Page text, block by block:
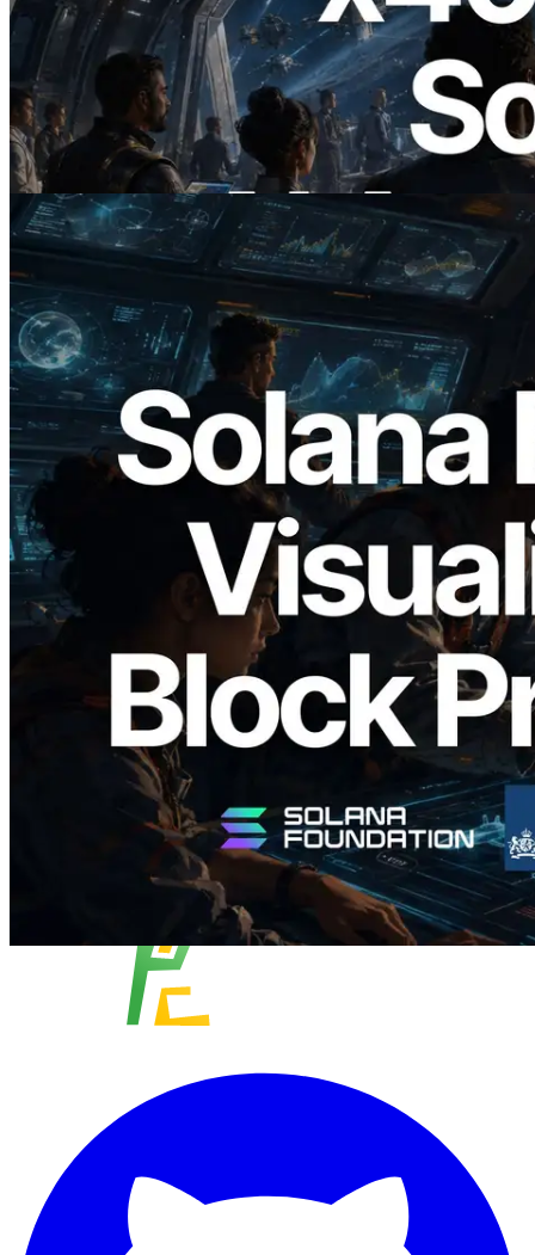
2026.07.04
ERPC ra mắt Solana RPC hỗ trợ x402 —
Mở ra thời đại AI Agent trả tiền theo nhu
cầu cho API cần dùng
Đọc bài viết này
2026.05.24
Validators Solutions ra mắt Solana Block
Analyzer — Trực quan hóa thời gian tạo
block và validator phụ trách theo từng
slot
Đọc bài viết này